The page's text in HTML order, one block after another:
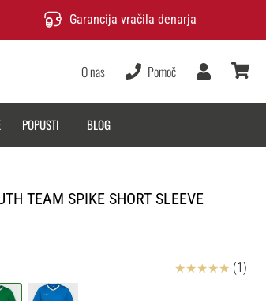
Garancija vračila denarja
O nas Pomoč
Uporabnik
POPUSTI BLOG
TEAM SPIKE SHORT SLEEVE
Ocena izdelka(1)